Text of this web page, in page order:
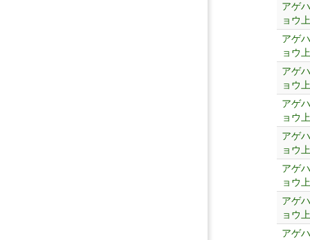
アゲ
ョウ
アゲ
ョウ
アゲ
ョウ
アゲ
ョウ
アゲ
ョウ
アゲ
ョウ
アゲ
ョウ
アゲ